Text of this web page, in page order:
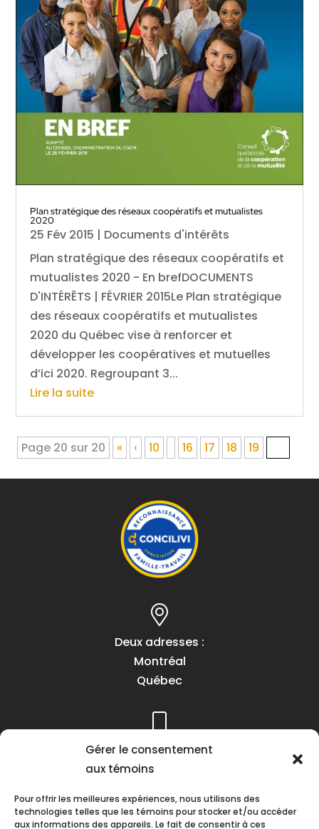
Gérer le consentement
aux témoins
Pour offrir les meilleures expériences, nous utilisons des
technologies telles que les témoins pour stocker et/ou accéder
aux informations des appareils. Le fait de consentir à ces
Plan stratégique des réseaux coopératifs et mutualistes
2020
25 Fév 2015 | Documents d'intérêts
Plan stratégique des réseaux coopératifs et
mutualistes 2020 - En brefDOCUMENTS
D'INTÉRÊTS | FÉVRIER 2015Le Plan stratégique
des réseaux coopératifs et mutualistes
2020 du Québec vise à renforcer et
développer les coopératives et mutuelles
d’ici 2020. Regroupant 3...
Lire la suite
Page 20 sur 20 « ‹ 10 16 17 18 19
Deux adresses :
Montréal
Québec
Téléphone :
(418) 622-1001